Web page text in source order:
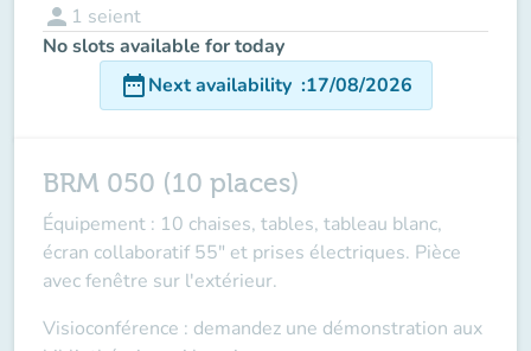
person 1 seient
No slots available for today
date_rangeNext availability :17/08/2026
BRM 050 (10 places)
Équipement : 10 chaises, tables, tableau blanc,
écran collaboratif 55" et prises électriques. Pièce
avec fenêtre sur l'extérieur.
Visioconférence : demandez une démonstration aux